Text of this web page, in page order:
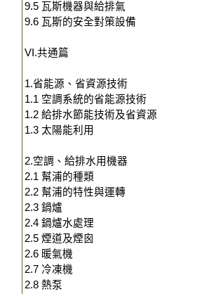
9.5 瓦斯機器與給排氣
9.6 瓦斯的安全對策設備
VI.共通篇
1.省能源、省資源技術
1.1 空調系統的省能源技術
1.2 給排水節能技術及省資源
1.3 太陽能利用
2.空調、給排水用機器
2.1 幫浦的種類
2.2 幫浦的特性與運轉
2.3 鍋爐
2.4 鍋爐水處理
2.5 煙道及煙囪
2.6 暖氣機
2.7 冷凍機
2.8 熱泵